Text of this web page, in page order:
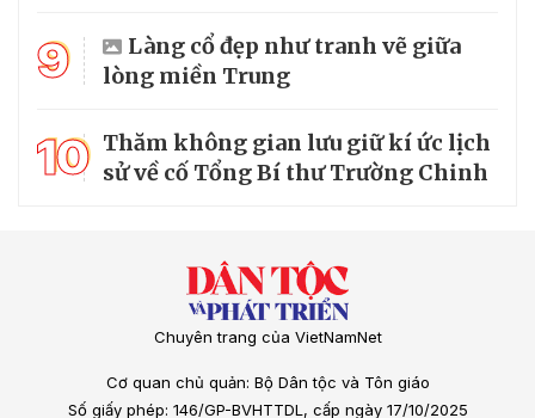
9
Làng cổ đẹp như tranh vẽ giữa
lòng miền Trung
10 Thăm không gian lưu giữ kí ức lịch
sử về cố Tổng Bí thư Trường Chinh
Chuyên trang của VietNamNet
Cơ quan chủ quản: Bộ Dân tộc và Tôn giáo
Số giấy phép: 146/GP-BVHTTDL, cấp ngày 17/10/2025